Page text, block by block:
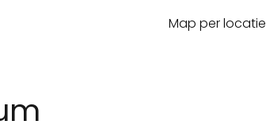
Map per locatie